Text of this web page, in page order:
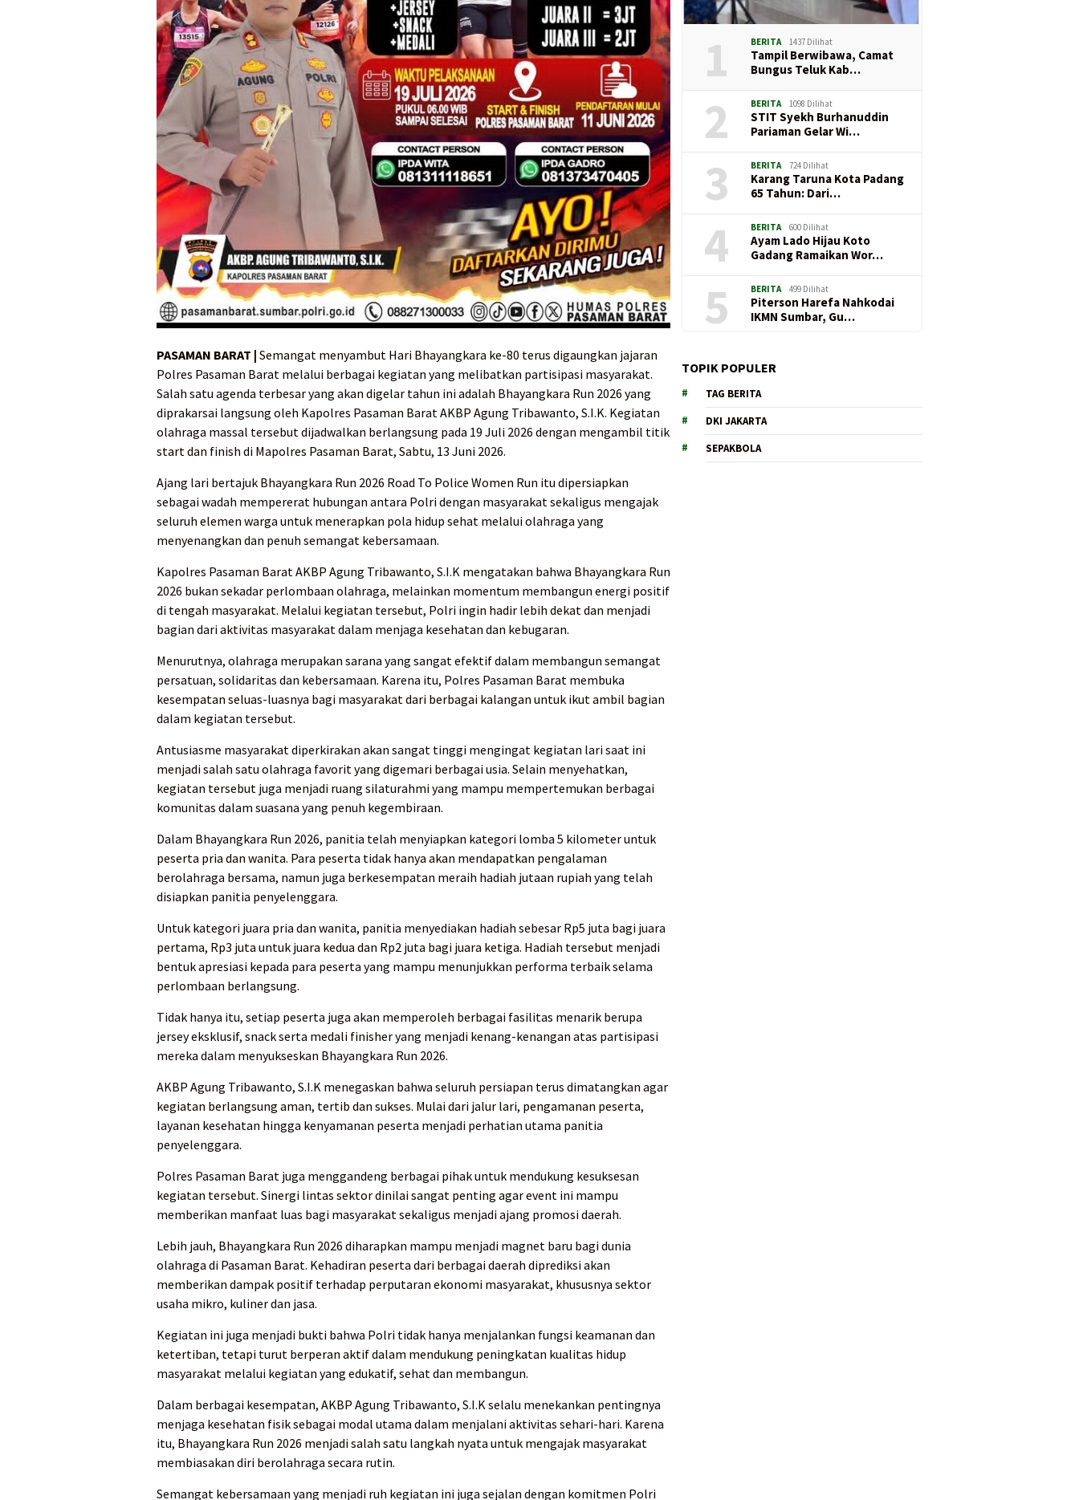
PASAMAN BARAT | Semangat menyambut Hari Bhayangkara ke-80 terus digaungkan jajaran
Polres Pasaman Barat melalui berbagai kegiatan yang melibatkan partisipasi masyarakat.
Salah satu agenda terbesar yang akan digelar tahun ini adalah Bhayangkara Run 2026 yang
diprakarsai langsung oleh Kapolres Pasaman Barat AKBP Agung Tribawanto, S.I.K. Kegiatan
olahraga massal tersebut dijadwalkan berlangsung pada 19 Juli 2026 dengan mengambil titik
start dan finish di Mapolres Pasaman Barat, Sabtu, 13 Juni 2026.
Ajang lari bertajuk Bhayangkara Run 2026 Road To Police Women Run itu dipersiapkan
sebagai wadah mempererat hubungan antara Polri dengan masyarakat sekaligus mengajak
seluruh elemen warga untuk menerapkan pola hidup sehat melalui olahraga yang
menyenangkan dan penuh semangat kebersamaan.
Kapolres Pasaman Barat AKBP Agung Tribawanto, S.I.K mengatakan bahwa Bhayangkara Run
2026 bukan sekadar perlombaan olahraga, melainkan momentum membangun energi positif
di tengah masyarakat. Melalui kegiatan tersebut, Polri ingin hadir lebih dekat dan menjadi
bagian dari aktivitas masyarakat dalam menjaga kesehatan dan kebugaran.
Menurutnya, olahraga merupakan sarana yang sangat efektif dalam membangun semangat
persatuan, solidaritas dan kebersamaan. Karena itu, Polres Pasaman Barat membuka
kesempatan seluas-luasnya bagi masyarakat dari berbagai kalangan untuk ikut ambil bagian
dalam kegiatan tersebut.
Antusiasme masyarakat diperkirakan akan sangat tinggi mengingat kegiatan lari saat ini
menjadi salah satu olahraga favorit yang digemari berbagai usia. Selain menyehatkan,
kegiatan tersebut juga menjadi ruang silaturahmi yang mampu mempertemukan berbagai
komunitas dalam suasana yang penuh kegembiraan.
Dalam Bhayangkara Run 2026, panitia telah menyiapkan kategori lomba 5 kilometer untuk
peserta pria dan wanita. Para peserta tidak hanya akan mendapatkan pengalaman
berolahraga bersama, namun juga berkesempatan meraih hadiah jutaan rupiah yang telah
disiapkan panitia penyelenggara.
Untuk kategori juara pria dan wanita, panitia menyediakan hadiah sebesar Rp5 juta bagi juara
pertama, Rp3 juta untuk juara kedua dan Rp2 juta bagi juara ketiga. Hadiah tersebut menjadi
bentuk apresiasi kepada para peserta yang mampu menunjukkan performa terbaik selama
perlombaan berlangsung.
Tidak hanya itu, setiap peserta juga akan memperoleh berbagai fasilitas menarik berupa
jersey eksklusif, snack serta medali finisher yang menjadi kenang-kenangan atas partisipasi
mereka dalam menyukseskan Bhayangkara Run 2026.
AKBP Agung Tribawanto, S.I.K menegaskan bahwa seluruh persiapan terus dimatangkan agar
kegiatan berlangsung aman, tertib dan sukses. Mulai dari jalur lari, pengamanan peserta,
layanan kesehatan hingga kenyamanan peserta menjadi perhatian utama panitia
penyelenggara.
Polres Pasaman Barat juga menggandeng berbagai pihak untuk mendukung kesuksesan
kegiatan tersebut. Sinergi lintas sektor dinilai sangat penting agar event ini mampu
memberikan manfaat luas bagi masyarakat sekaligus menjadi ajang promosi daerah.
Lebih jauh, Bhayangkara Run 2026 diharapkan mampu menjadi magnet baru bagi dunia
olahraga di Pasaman Barat. Kehadiran peserta dari berbagai daerah diprediksi akan
memberikan dampak positif terhadap perputaran ekonomi masyarakat, khususnya sektor
usaha mikro, kuliner dan jasa.
Kegiatan ini juga menjadi bukti bahwa Polri tidak hanya menjalankan fungsi keamanan dan
ketertiban, tetapi turut berperan aktif dalam mendukung peningkatan kualitas hidup
masyarakat melalui kegiatan yang edukatif, sehat dan membangun.
Dalam berbagai kesempatan, AKBP Agung Tribawanto, S.I.K selalu menekankan pentingnya
menjaga kesehatan fisik sebagai modal utama dalam menjalani aktivitas sehari-hari. Karena
itu, Bhayangkara Run 2026 menjadi salah satu langkah nyata untuk mengajak masyarakat
membiasakan diri berolahraga secara rutin.
Semangat kebersamaan yang menjadi ruh kegiatan ini juga sejalan dengan komitmen Polri
1 BERITA 1437 Dilihat
Tampil Berwibawa, Camat
Bungus Teluk Kab…
2 BERITA 1098 Dilihat
STIT Syekh Burhanuddin
Pariaman Gelar Wi…
3 BERITA 724 Dilihat
Karang Taruna Kota Padang
65 Tahun: Dari…
4 BERITA 600 Dilihat
Ayam Lado Hijau Koto
Gadang Ramaikan Wor…
5 BERITA 499 Dilihat
Piterson Harefa Nahkodai
IKMN Sumbar, Gu…
TOPIK POPULER
TAG BERITA
DKI JAKARTA
SEPAKBOLA